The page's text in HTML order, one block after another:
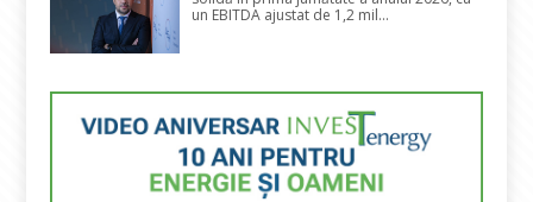
un EBITDA ajustat de 1,2 mil...